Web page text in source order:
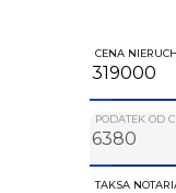
CENA
PODATEK OD
TAKSA